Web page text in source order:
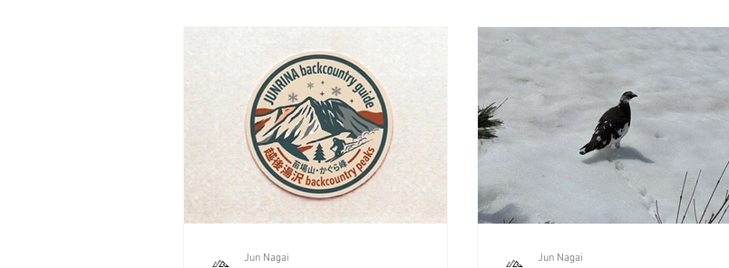
遭難捜索・救助・啓蒙活動 越後湯沢
美味しいもの バックカントリーギア 山道具 勉強会 机上講習
西上州の山々 日本雪崩ネットワーク 雪崩業務従事者 かぐらスキー場
日本バックカントリースキーガイド協会 中央アルプス
Jun Nagai
Jun Nagai